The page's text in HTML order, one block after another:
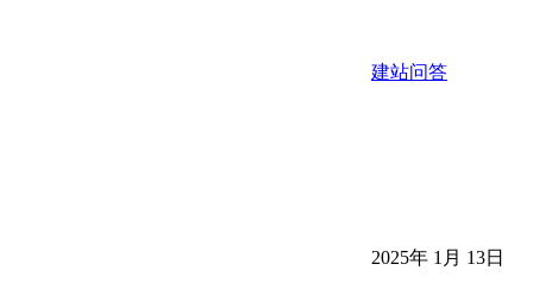
建站问答
2025年 1月 13日